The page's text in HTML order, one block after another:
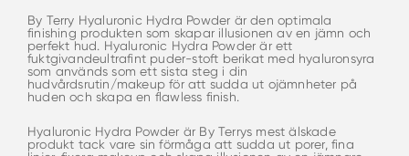
By Terry Hyaluronic Hydra Powder är den optimala
finishing produkten som skapar illusionen av en jämn och
perfekt hud. Hyaluronic Hydra Powder är ett
fuktgivandeultrafint puder-stoft berikat med hyaluronsyra
som används som ett sista steg i din
hudvårdsrutin/makeup för att sudda ut ojämnheter på
huden och skapa en flawless finish.
Hyaluronic Hydra Powder är By Terrys mest älskade
produkt tack vare sin förmåga att sudda ut porer, fina